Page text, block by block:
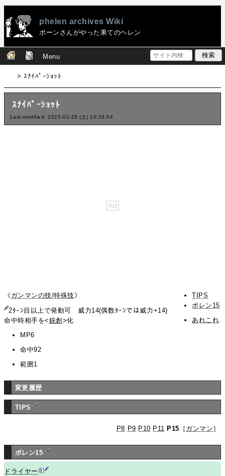
phelen archives Wiki
ポーンさんがやった果てのヘレン
Menu
> ｽﾅｲﾊﾟｰｼｮｯﾄ
ｽﾅｲﾊﾟｰｼｮｯﾄ
Last-modified: 2025-01-25 (土) 10:23:54
《 ガンマンの技/特殊技》
2ﾀｰﾝ目以上で発動可 威力14(偶数ﾀｰﾝでは威力+14)
命中時相手を<銃創 >化
MP6
命中92
範囲1
TIPS
ポレン15
あれこれ
変更履歴
TIPS
P8 P9 P10 P11 P15 ［ ガンマン ］
ポレン15
ドライヤー